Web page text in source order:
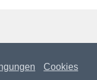
Cookies